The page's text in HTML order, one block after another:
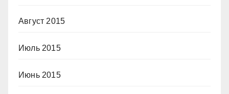
Август 2015
Июль 2015
Июнь 2015